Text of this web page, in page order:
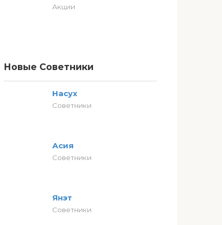
Акции
Новые Советники
Насух
Советники
Асия
Советники
Янэт
Советники